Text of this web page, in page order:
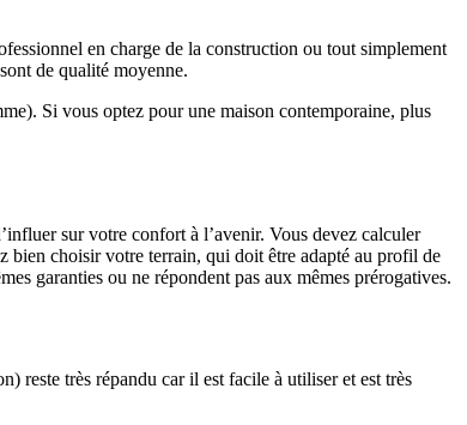
en charge de la construction ou tout simplement
de qualité moyenne.
Si vous optez pour une maison contemporaine, plus
sur votre confort à l’avenir. Vous devez calculer
bien choisir votre terrain, qui doit être adapté au profil de
garanties ou ne répondent pas aux mêmes prérogatives.
reste très répandu car il est facile à utiliser et est très